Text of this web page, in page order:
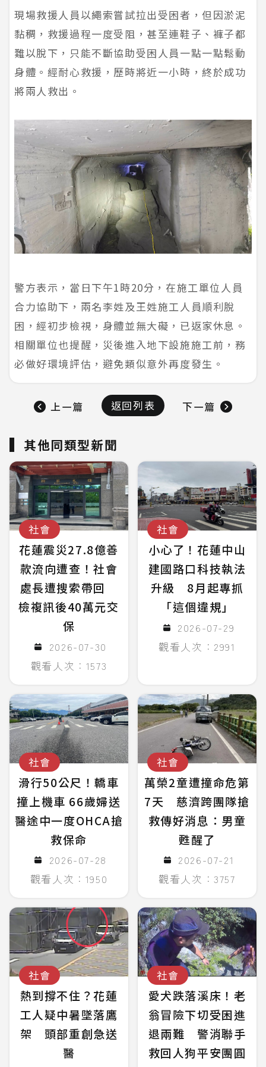
現場救援人員以繩索嘗試拉出受困者，但因淤泥
黏稠，救援過程一度受阻，甚至連鞋子、褲子都
難以脫下，只能不斷協助受困人員一點一點鬆動
身體。經耐心救援，歷時將近一小時，終於成功
將兩人救出。
警方表示，當日下午1時20分，在施工單位人員
合力協助下，兩名李姓及王姓施工人員順利脫
困，經初步檢視，身體並無大礙，已返家休息。
相關單位也提醒，災後進入地下設施施工前，務
必做好環境評估，避免類似意外再度發生。
上一篇 返回列表 下一篇
其他同類型新聞
社會
花蓮震災27.8億善
款流向遭查！社會
處長遭搜索帶回
檢複訊後40萬元交
保
2026-07-30
觀看人次：1573
社會
小心了！花蓮中山
建國路口科技執法
升級 8月起專抓
「這個違規」
2026-07-29
觀看人次：2991
社會
滑行50公尺！轎車
撞上機車 66歲婦送
醫途中一度OHCA搶
救保命
2026-07-28
觀看人次：1950
社會
萬榮2童遭撞命危第
7天 慈濟跨團隊搶
救傳好消息：男童
甦醒了
2026-07-21
觀看人次：3757
社會
熱到撐不住？花蓮
工人疑中暑墜落鷹
架 頭部重創急送
醫
社會
愛犬跌落溪床！老
翁冒險下切受困進
退兩難 警消聯手
救回人狗平安團圓